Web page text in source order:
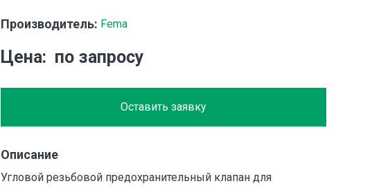
Производитель: Fema
Цена по запросу
Оставить заявку
Описание
Угловой резьбовой предохранительный клапан для